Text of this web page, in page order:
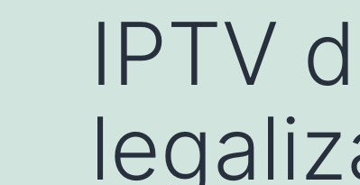
IPTV